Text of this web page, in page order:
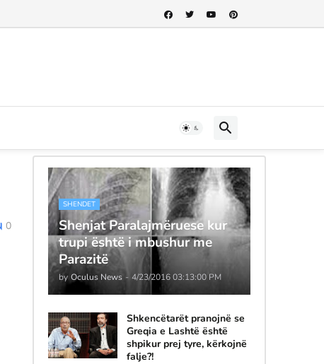
0
SHENDET
Shenjat Paralajmëruese kur
trupi është i mbushur me
Parazitë
by Oculus News - 4/23/2016 03:13:00 PM
Shkencëtarët pranojnë se
Greqia e Lashtë është
shpikur prej tyre, kërkojnë
falje?!